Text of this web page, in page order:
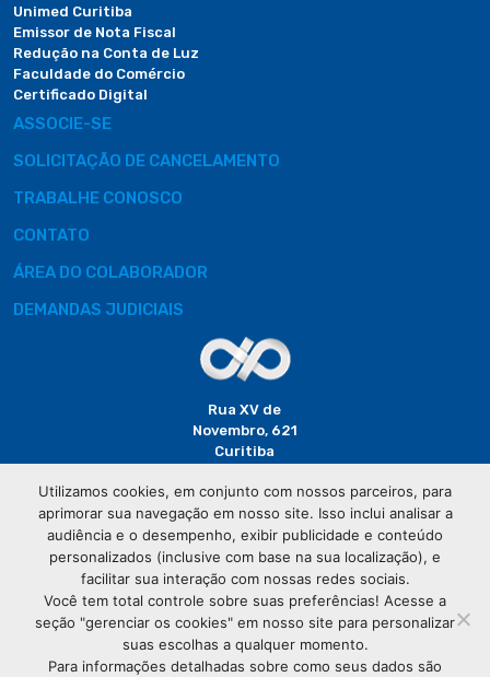
Unimed Curitiba
Emissor de Nota Fiscal
Redução na Conta de Luz
Faculdade do Comércio
Certificado Digital
ASSOCIE-SE
SOLICITAÇÃO DE CANCELAMENTO
TRABALHE CONOSCO
CONTATO
ÁREA DO COLABORADOR
DEMANDAS JUDICIAIS
Rua XV de
Novembro, 621
Curitiba
(41) 3320-
2929
Utilizamos cookies, em conjunto com nossos parceiros, para
aprimorar sua navegação em nosso site. Isso inclui analisar a
audiência e o desempenho, exibir publicidade e conteúdo
personalizados (inclusive com base na sua localização), e
facilitar sua interação com nossas redes sociais.
Você tem total controle sobre suas preferências! Acesse a
seção "gerenciar os cookies" em nosso site para personalizar
suas escolhas a qualquer momento.
Para informações detalhadas sobre como seus dados são